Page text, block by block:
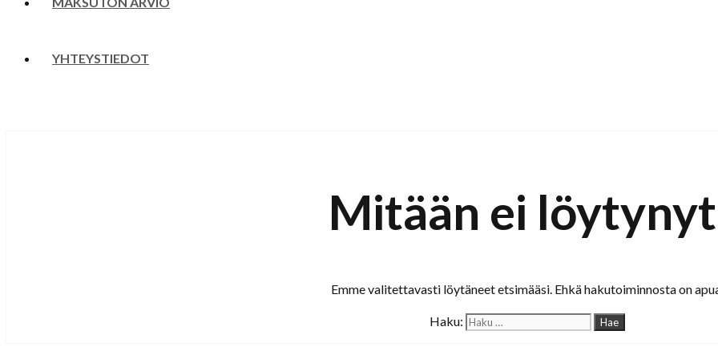
YHTEYSTIEDOT
Mitään ei
Emme valitettavasti löytäneet etsimääsi. Ehkä hakutoiminnosta on
Haku: